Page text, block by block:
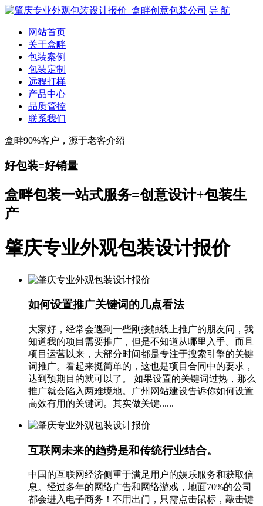
导 航
网站首页
关于盒畔
包装案例
包装定制
远程打样
产品中心
品质管控
联系我们
盒畔90%客户，源于老客介绍
好包装=好销量
盒畔包装一站式服务=创意设计+包装生
产
肇庆专业外观包装设计报价
如何设置推广关键词的几点看法
大家好，经常会遇到一些刚接触线上推广的朋友问，我
知道我的项目需要推广，但是不知道从哪里入手。而且
项目运营以来，大部分时间都是专注于搜索引擎的关键
词推广。看起来挺简单的，这也是项目合同中的要求，
达到预期目的就可以了。 如果设置的关键词过热，那么
推广就会陷入两难境地。广州网站建设告诉你如何设置
高效有用的关键词。其实做关键......
互联网未来的趋势是和传统行业结合。
中国的互联网经济侧重于满足用户的娱乐服务和获取信
息。经过多年的网络广告和网络游戏，地面70%的公司
都会进入电子商务！不用出门，只需点击鼠标，敲击键